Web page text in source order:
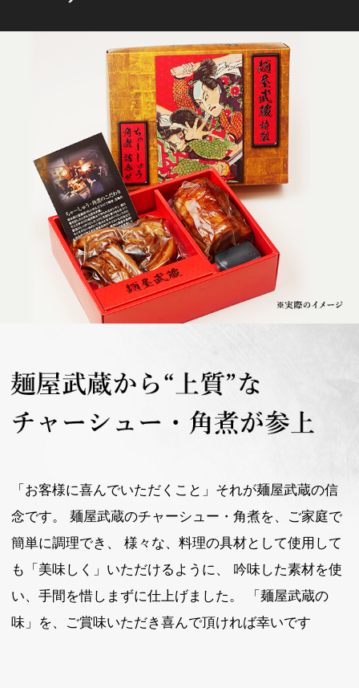
「お客様に喜んでいただくこと」それが麺屋武蔵の信
念です。 麺屋武蔵のチャーシュー・角煮を、ご家庭で
簡単に調理でき、 様々な、料理の具材として使用して
も「美味しく」いただけるように、 吟味した素材を使
い、手間を惜しまずに仕上げました。 「麺屋武蔵の
味」を、ご賞味いただき喜んで頂ければ幸いです